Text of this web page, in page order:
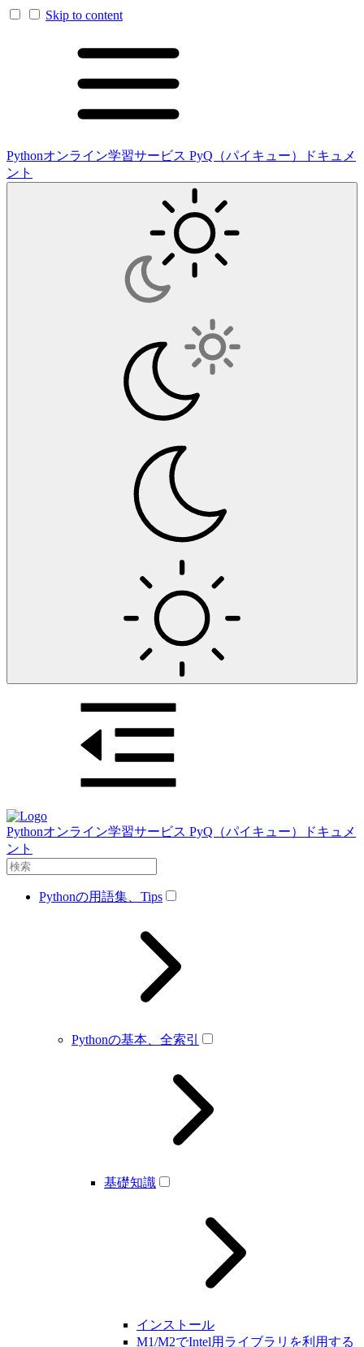
Skip to content
Pythonオンライン学習サービス PyQ（パイキュー）ドキュメ
ント
Pythonオンライン学習サービス PyQ（パイキュー）ドキュメ
ント
Pythonの用語集、Tips
Pythonの基本、全索引
基礎知識
インストール
M1/M2でIntel用ライブラリを利用する